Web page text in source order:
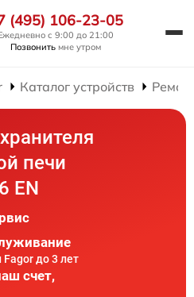
(495) 106-23-05
с 9:00 до 21:00
Позвонить мне утром
Каталог устройств
печи
EN
до 3 лет
счет,